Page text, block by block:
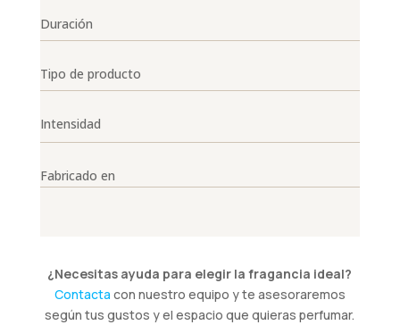
Duración
Tipo de producto
Intensidad
Fabricado en
¿Necesitas ayuda para elegir la fragancia ideal?
Contacta con nuestro equipo y te asesoraremos
según tus gustos y el espacio que quieras perfumar.